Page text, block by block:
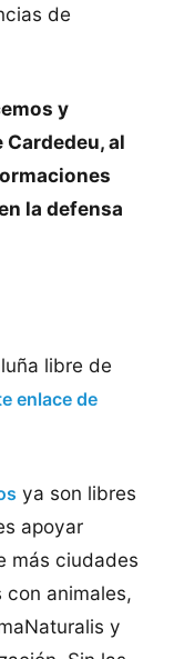
de
y
al
la defensa
libre de
enlace de
ya son libres
apoyar
más ciudades
animales,
y